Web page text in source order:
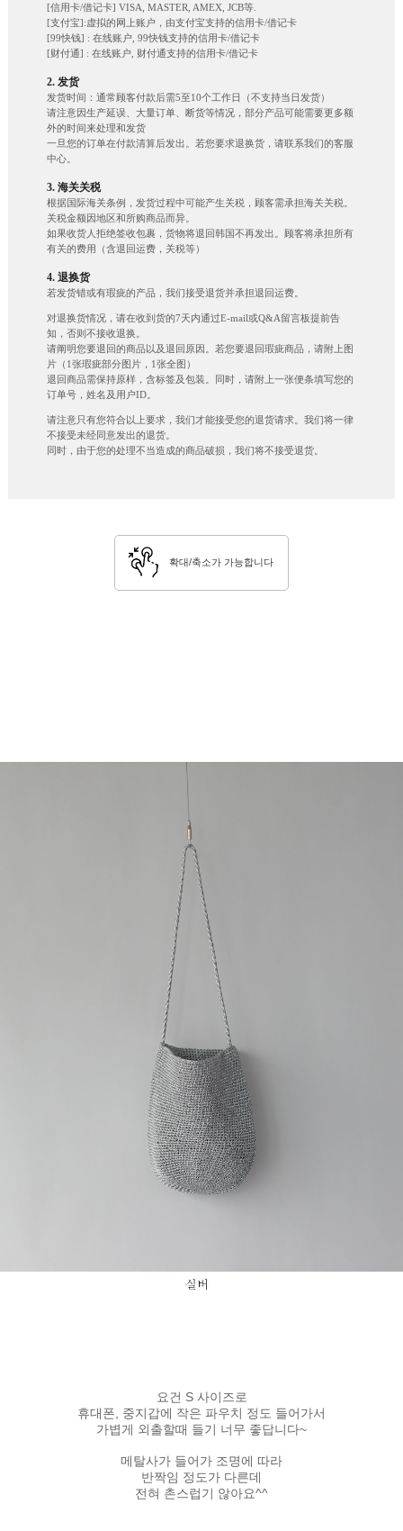
[信用卡/借记卡] VISA, MASTER, AMEX, JCB等.
[支付宝]:虚拟的网上账户，由支付宝支持的信用卡/借记卡
[99快钱] : 在线账户, 99快钱支持的信用卡/借记卡
[财付通] : 在线账户, 财付通支持的信用卡/借记卡
2. 发货
发货时间：通常顾客付款后需5至10个工作日（不支持当日发货）
请注意因生产延误、大量订单、断货等情况，部分产品可能需要更多额
外的时间来处理和发货
一旦您的订单在付款清算后发出。若您要求退换货，请联系我们的客服
中心。
3. 海关关税
根据国际海关条例，发货过程中可能产生关税，顾客需承担海关关税。
关税金额因地区和所购商品而异。
如果收货人拒绝签收包裹，货物将退回韩国不再发出。顾客将承担所有
有关的费用（含退回运费，关税等）
4. 退换货
若发货错或有瑕疵的产品，我们接受退货并承担退回运费。
对退换货情况，请在收到货的7天内通过E-mail或Q&A留言板提前告
知，否则不接收退换。
请阐明您要退回的商品以及退回原因。若您要退回瑕疵商品，请附上图
片（1张瑕疵部分图片，1张全图）
退回商品需保持原样，含标签及包装。同时，请附上一张便条填写您的
订单号，姓名及用户ID。
请注意只有您符合以上要求，我们才能接受您的退货请求。我们将一律
不接受未经同意发出的退货。
同时，由于您的处理不当造成的商品破损，我们将不接受退货。
확대/축소가 가능합니다
요건 S 사이즈로
휴대폰, 중지갑에 작은 파우치 정도 들어가서
가볍게 외출할때 들기 너무 좋답니다~
메탈사가 들어가 조명에 따라
반짝임 정도가 다른데
전혀 촌스럽기 않아요^^